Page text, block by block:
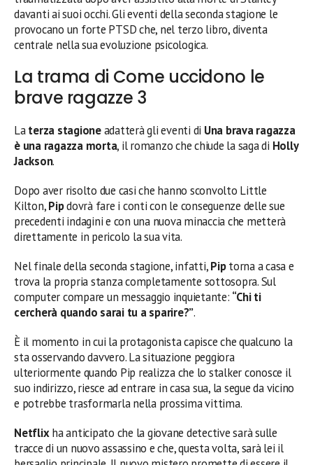
davanti ai suoi occhi. Gli eventi della seconda stagione le
provocano un forte PTSD che, nel terzo libro, diventa
centrale nella sua evoluzione psicologica.
La trama di Come uccidono le
brave ragazze 3
Laterza stagioneadatterà gli eventi di Una brava ragazza
è una ragazza morta, il romanzo che chiude la saga di Holly
Jackson.
Dopo aver risolto due casi che hanno sconvolto Little
Kilton,Pipdovrà fare i conti con le conseguenze delle sue
precedenti indagini e con una nuova minaccia che metterà
direttamente in pericolo la sua vita.
Nel finale della seconda stagione, infatti,Piptorna a casa e
trova la propria stanza completamente sottosopra. Sul
computer compare un messaggio inquietante: “Chi ti
cercherà quando sarai tu a sparire?”.
È il momento in cui la protagonista capisce che qualcuno la
sta osservando davvero. La situazione peggiora
ulteriormente quando Pip realizza che lo stalker conosce il
suo indirizzo, riesce ad entrare in casa sua, la segue da vicino
e potrebbe trasformarla nella prossima vittima.
Netflixha anticipato che la giovane detective sarà sulle
tracce di un nuovo assassino e che, questa volta, sarà lei il